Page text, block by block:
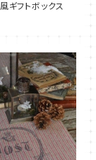
ギフトボックス